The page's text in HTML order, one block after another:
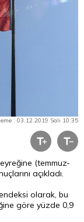
: 03.12.2019 Salı 10:35
(temmuz-
açıkladı.
olarak, bu
göre yüzde 0,9